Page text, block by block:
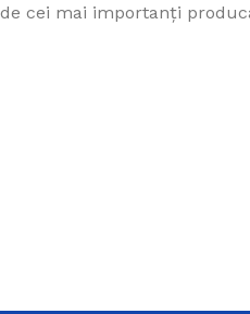
de cei mai importanți